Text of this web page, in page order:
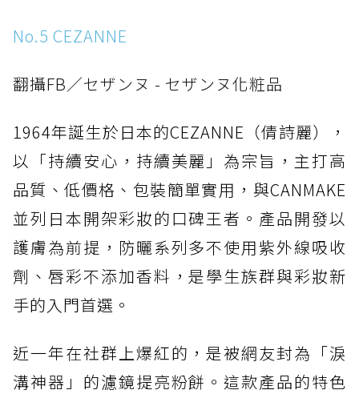
No.5 CEZANNE
翻攝FB／セザンヌ - セザンヌ化粧品
1964年誕生於日本的CEZANNE（倩詩麗），
以「持續安心，持續美麗」為宗旨，主打高
品質、低價格、包裝簡單實用，與CANMAKE
並列日本開架彩妝的口碑王者。產品開發以
護膚為前提，防曬系列多不使用紫外線吸收
劑、唇彩不添加香料，是學生族群與彩妝新
手的入門首選。
近一年在社群上爆紅的，是被網友封為「淚
溝神器」的濾鏡提亮粉餅。這款產品的特色